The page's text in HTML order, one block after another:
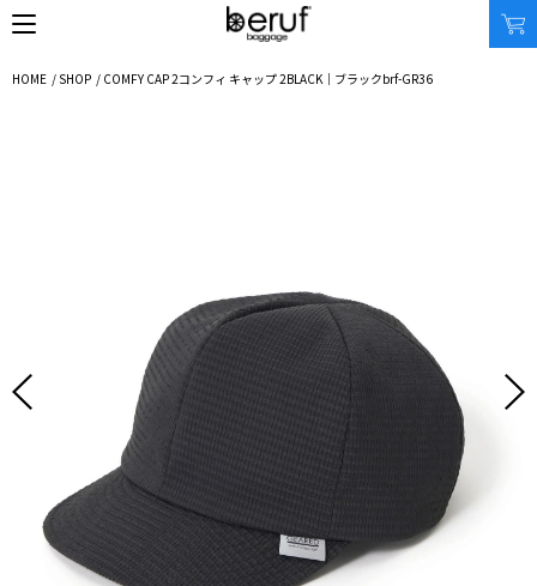
その他
ビジネス｜通勤
ビジネス｜出張
トラベル
自転車
休日
その他
XS｜5リッター以下
S｜10リッター以下
M｜20リッター以下
L｜25リッター以下
XL｜26リッター以上
タブレット｜11インチ相当
商品価格
¥0 - ¥9,999
¥10,000 - ¥19,999
¥20,000 - ¥29,999
¥30,000 - ¥39,999
¥40,000 - ¥49,999
¥50,000 - ¥99,999
HOME / SHOP / COMFY CAP 2コンフィ キャップ 2BLACK｜ブラックbrf-GR36